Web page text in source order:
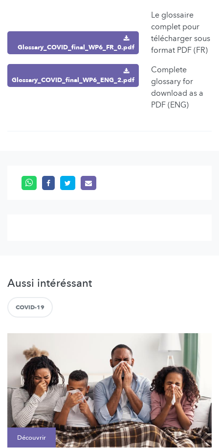
Glossary_COVID_final_WP6_FR_0.pdf
Glossary_COVID_final_WP6_ENG_2.pdf
Le glossaire
complet pour
télécharger sous
format PDF (FR)
Complete
glossary for
download as a
PDF (ENG)
Aussi intéréssant
COVID-19
Découvrir